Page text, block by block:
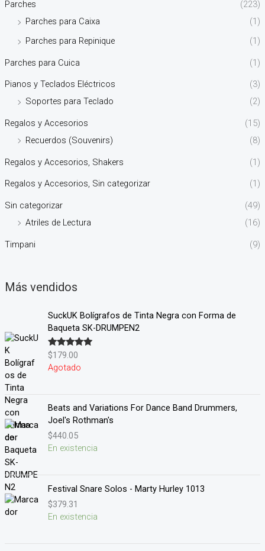
Parches
(223)
Parches para Caixa
(1)
Parches para Repinique
(1)
Parches para Cuica (1)
Pianos y Teclados Eléctricos
(3)
Soportes para Teclado
(2)
Regalos y Accesorios
(15)
Recuerdos (Souvenirs)
(8)
Regalos y Accesorios, Shakers (1)
Regalos y Accesorios, Sin categorizar (1)
Sin categorizar
(49)
Atriles de Lectura
(16)
Timpani (9)
Más vendidos
SuckUK Bolígrafos de Tinta Negra con Forma de
Baqueta SK-DRUMPEN2
Valorado en
5.00 de 5
$179.00
Agotado
Beats and Variations For Dance Band Drummers,
Joel's Rothman's
$440.05
En existencia
Festival Snare Solos - Marty Hurley 1013
$379.31
En existencia